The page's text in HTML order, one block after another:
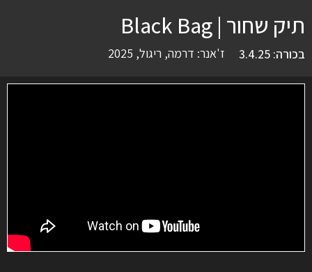
תיק שחור | Black Bag
בכורה: 3.4.25 ז'אנר: דרמה, ריגול,
2025